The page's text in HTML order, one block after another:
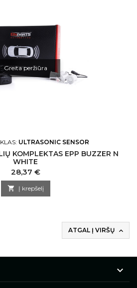
Greita peržiūra
ULTRASONIC SENSOR
KOMPLEKTAS EPP BUZZER N
WHITE
Kaina
28,37 €
 Į krepšelį
ATGAL Į VIRŠŲ 
